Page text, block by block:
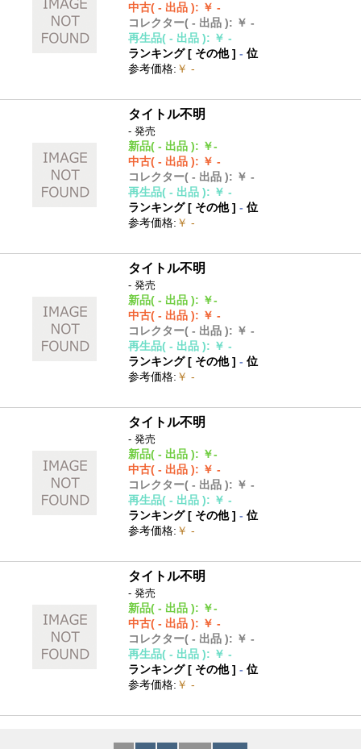
中古( - 出品 ): ￥ -
コレクター( - 出品 ): ￥ -
再生品( - 出品 ): ￥ -
ランキング [ その他]- 位
参考価格: ￥ -
タイトル不明
- 発売
新品( - 出品 ): ￥-
中古( - 出品 ): ￥ -
コレクター( - 出品 ): ￥ -
再生品( - 出品 ): ￥ -
ランキング [ その他]- 位
参考価格: ￥ -
タイトル不明
- 発売
新品( - 出品 ): ￥-
中古( - 出品 ): ￥ -
コレクター( - 出品 ): ￥ -
再生品( - 出品 ): ￥ -
ランキング [ その他]- 位
参考価格: ￥ -
タイトル不明
- 発売
新品( - 出品 ): ￥-
中古( - 出品 ): ￥ -
コレクター( - 出品 ): ￥ -
再生品( - 出品 ): ￥ -
ランキング [ その他]- 位
参考価格: ￥ -
タイトル不明
- 発売
新品( - 出品 ): ￥-
中古( - 出品 ): ￥ -
コレクター( - 出品 ): ￥ -
再生品( - 出品 ): ￥ -
ランキング [ その他]- 位
参考価格: ￥ -